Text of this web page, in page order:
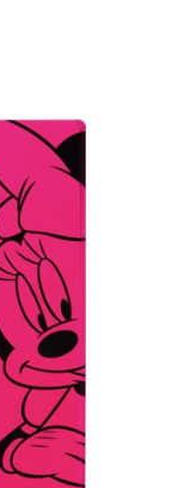
・PP表紙・ディ